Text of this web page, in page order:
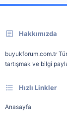
Hakkımızda
buyukforum.com.tr
tartışmak ve bilgi
Hızlı Linkler
Anasayfa